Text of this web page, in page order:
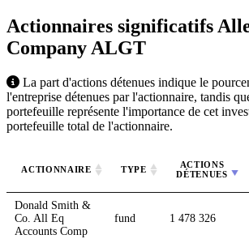
Actionnaires significatifs
CompanyALGT
La part d'actions détenues indique le
l'entreprise détenues par l'actionnaire, tandis
portefeuille représente l'importance de cet
portefeuille total de l'actionnaire.
ACTIONNAIRE TYPE
ACTIONS
DÉTENUES
Donald Smith &
Co. All Eq
Accounts Comp
fund 1 478 326